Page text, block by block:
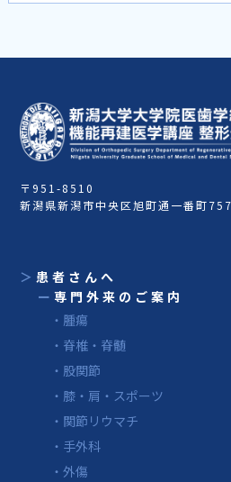
〒951-8510
新潟県新潟市中央区旭町通一番町757
＞患者さんへ
ー専門外来のご案内
・腫瘍
・脊椎・脊髄
・股関節
・膝・肩・スポーツ
・関節リウマチ
・手外科
・外傷